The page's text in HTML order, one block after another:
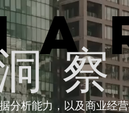
察
分析能力，以及商业经